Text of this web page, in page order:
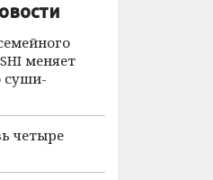
меняет
суши-
четыре